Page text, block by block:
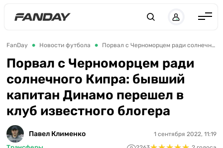
Англия
Испания
Германия
Италия
Франция
Украина
FanDay Новости футбола Порвал с Черноморцем ради солнечного Кипра: бывший капитан Динамо перешел в клуб известного блогера
Порвал с Черноморцем ради
солнечного Кипра: бывший
капитан Динамо перешел в
клуб известного блогера
Павел Клименко
1 сентября 2022, 11:19